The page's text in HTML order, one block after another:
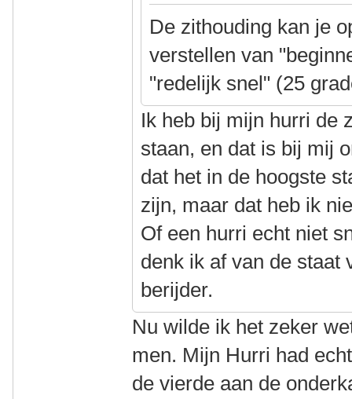
De zithouding kan je
verstellen van
"redelijk snel" (25
Ik heb bij mijn hurri de
staan, en dat is bij mij
dat het in de hoogste
zijn, maar dat heb ik
Of een hurri echt niet
denk ik af van de staat
berijder.
Nu wilde ik het zeker
men. Mijn Hurri had
de vierde aan de